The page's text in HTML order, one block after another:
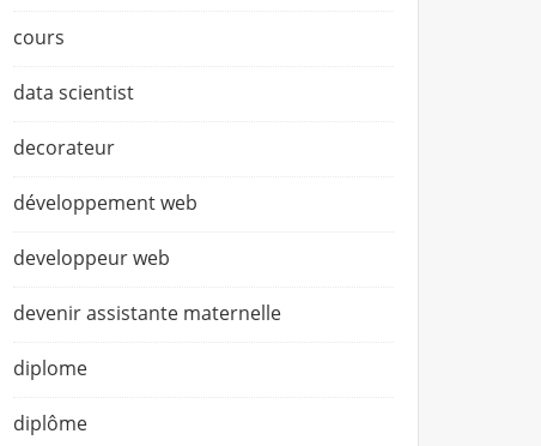
cours
data scientist
decorateur
développement web
developpeur web
devenir assistante maternelle
diplome
diplôme